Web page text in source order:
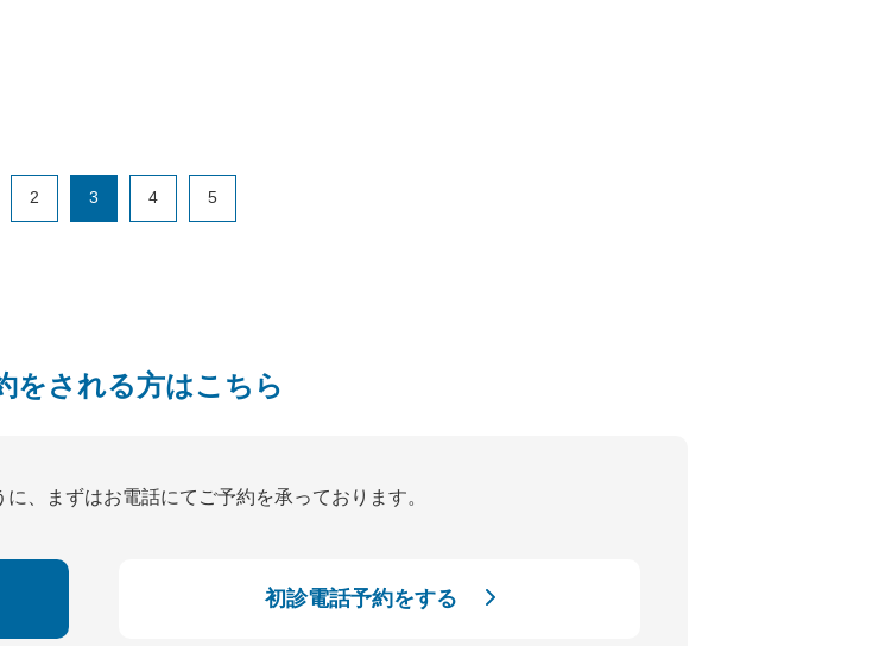
2 3 4 5
をされる方はこちら
、 まずはお電話にてご予約を承っております。
初診電話予約をする